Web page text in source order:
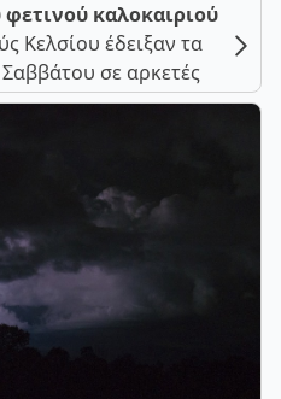
καλοκαιριού
Κελσίου έδειξαν τα
σε αρκετές